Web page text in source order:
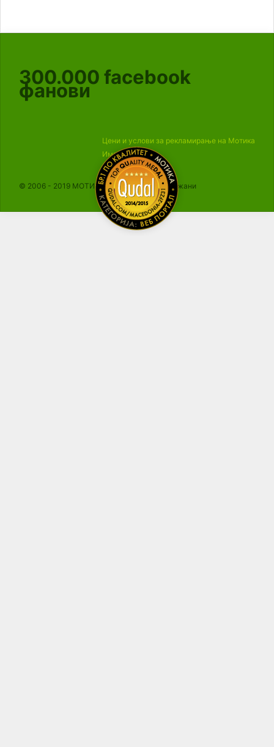
300.000 facebook
фанови
Цени и услови за рекламирање на Мотика
Импресум
© 2006 - 2019 МОТИКА, Сите права се задржани